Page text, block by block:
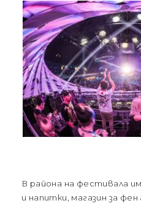
В района на фестивала
и напитки, магазин за